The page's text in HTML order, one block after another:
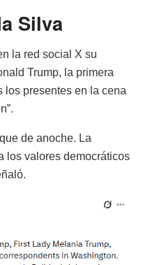
Silva
la red social X su
Trump, la primera
los presentes en la cena
de anoche. La
los valores democráticos